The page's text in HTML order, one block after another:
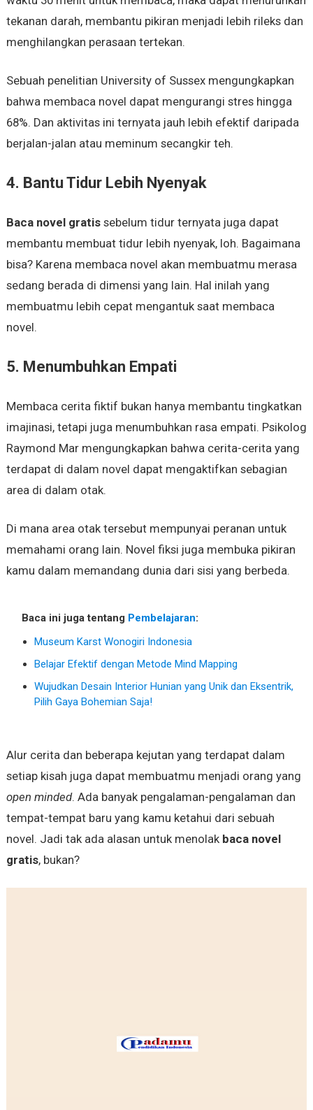
tekanan darah, membantu pikiran menjadi lebih rileks dan
menghilangkan perasaan tertekan.
Sebuah penelitian University of Sussex mengungkapkan
bahwa membaca novel dapat mengurangi stres hingga
68%. Dan aktivitas ini ternyata jauh lebih efektif daripada
berjalan-jalan atau meminum secangkir teh.
4. Bantu Tidur Lebih Nyenyak
Baca novel gratissebelum tidur ternyata juga dapat
membantu membuat tidur lebih nyenyak, loh. Bagaimana
bisa? Karena membaca novel akan membuatmu merasa
sedang berada di dimensi yang lain. Hal inilah yang
membuatmu lebih cepat mengantuk saat membaca
novel.
5. Menumbuhkan Empati
Membaca cerita fiktif bukan hanya membantu tingkatkan
imajinasi, tetapi juga menumbuhkan rasa empati. Psikolog
Raymond Mar mengungkapkan bahwa cerita-cerita yang
terdapat di dalam novel dapat mengaktifkan sebagian
area di dalam otak.
Di mana area otak tersebut mempunyai peranan untuk
memahami orang lain. Novel fiksi juga membuka pikiran
kamu dalam memandang dunia dari sisi yang berbeda.
Baca ini juga tentang Pembelajaran:
Museum Karst Wonogiri Indonesia
Belajar Efektif dengan Metode Mind Mapping
Wujudkan Desain Interior Hunian yang Unik dan Eksentrik,
Pilih Gaya Bohemian Saja!
Alur cerita dan beberapa kejutan yang terdapat dalam
setiap kisah juga dapat membuatmu menjadi orang yang
open minded. Ada banyak pengalaman-pengalaman dan
tempat-tempat baru yang kamu ketahui dari sebuah
novel. Jadi tak ada alasan untuk menolak baca novel
gratis, bukan?